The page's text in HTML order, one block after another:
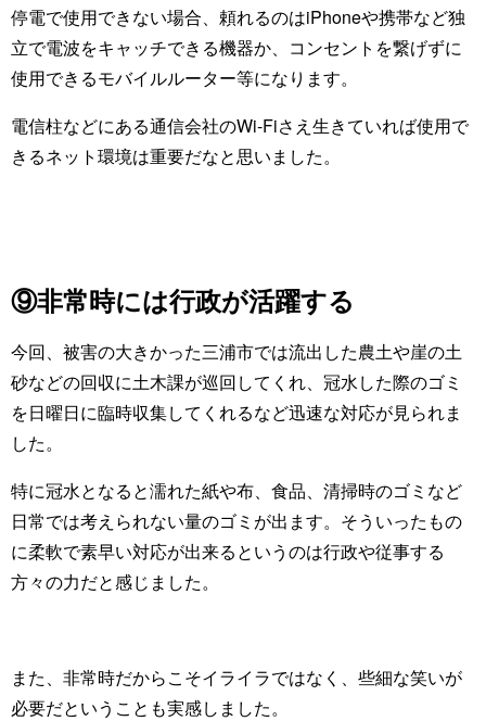
停電で使用できない場合、頼れるのはiPhoneや携帯など独
立で電波をキャッチできる機器か、コンセントを繋げずに
使用できるモバイルルーター等になります。
電信柱などにある通信会社のWi-Fiさえ生きていれば使用で
きるネット環境は重要だなと思いました。
⑨非常時には行政が活躍する
今回、被害の大きかった三浦市では流出した農土や崖の土
砂などの回収に土木課が巡回してくれ、冠水した際のゴミ
を日曜日に臨時収集してくれるなど迅速な対応が見られま
した。
特に冠水となると濡れた紙や布、食品、清掃時のゴミなど
日常では考えられない量のゴミが出ます。そういったもの
に柔軟で素早い対応が出来るというのは行政や従事する
方々の力だと感じました。
また、非常時だからこそイライラではなく、些細な笑いが
必要だということも実感しました。